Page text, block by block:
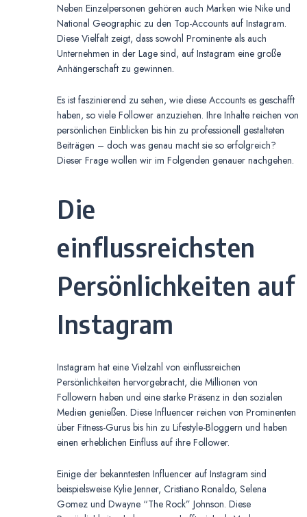
Neben Einzelpersonen gehören auch Marken wie Nike und
National Geographic zu den Top-Accounts auf Instagram.
Diese Vielfalt zeigt, dass sowohl Prominente als auch
Unternehmen in der Lage sind, auf Instagram eine große
Anhängerschaft zu gewinnen.
Es ist faszinierend zu sehen, wie diese Accounts es geschafft
haben, so viele Follower anzuziehen. Ihre Inhalte reichen von
persönlichen Einblicken bis hin zu professionell gestalteten
Beiträgen – doch was genau macht sie so erfolgreich?
Dieser Frage wollen wir im Folgenden genauer nachgehen.
Die
einflussreichsten
Persönlichkeiten auf
Instagram
Instagram hat eine Vielzahl von einflussreichen
Persönlichkeiten hervorgebracht, die Millionen von
Followern haben und eine starke Präsenz in den sozialen
Medien genießen. Diese Influencer reichen von Prominenten
über Fitness-Gurus bis hin zu Lifestyle-Bloggern und haben
einen erheblichen Einfluss auf ihre Follower.
Einige der bekanntesten Influencer auf Instagram sind
beispielsweise Kylie Jenner, Cristiano Ronaldo, Selena
Gomez und Dwayne “The Rock” Johnson. Diese